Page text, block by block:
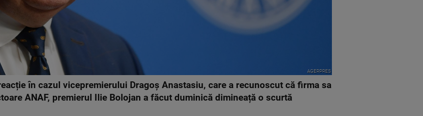
AGERPRES
în cazul vicepremierului Dragoș Anastasiu, care a recunoscut că firma sa
ANAF, premierul Ilie Bolojan a făcut duminică dimineață o scurtă